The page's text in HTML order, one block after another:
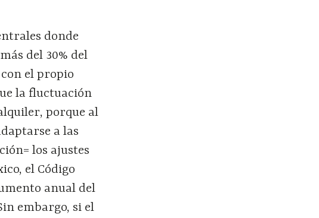
donde
del 30% del
el propio
la fluctuación
porque al
a las
los ajustes
el Código
anual del
embargo, si el